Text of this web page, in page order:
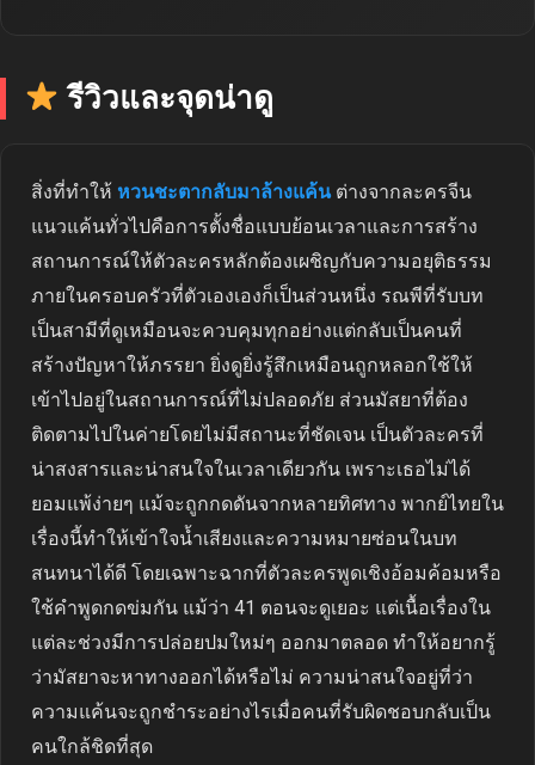
รีวิวและจุดน่าดู
สิ่งที่ทำให้ หวนชะตากลับมาล้างแค้นต่างจากละครจีน
แนวแค้นทั่วไปคือการตั้งชื่อแบบย้อนเวลาและการสร้าง
สถานการณ์ให้ตัวละครหลักต้องเผชิญกับความอยุติธรรม
ภายในครอบครัวที่ตัวเองเองก็เป็นส่วนหนึ่ง รณพีที่รับบท
เป็นสามีที่ดูเหมือนจะควบคุมทุกอย่างแต่กลับเป็นคนที่
สร้างปัญหาให้ภรรยา ยิ่งดูยิ่งรู้สึกเหมือนถูกหลอกใช้ให้
เข้าไปอยู่ในสถานการณ์ที่ไม่ปลอดภัย ส่วนมัสยาที่ต้อง
ติดตามไปในค่ายโดยไม่มีสถานะที่ชัดเจน เป็นตัวละครที่
น่าสงสารและน่าสนใจในเวลาเดียวกัน เพราะเธอไม่ได้
ยอมแพ้ง่ายๆ แม้จะถูกกดดันจากหลายทิศทาง พากย์ไทยใน
เรื่องนี้ทำให้เข้าใจน้ำเสียงและความหมายซ่อนในบท
สนทนาได้ดี โดยเฉพาะฉากที่ตัวละครพูดเชิงอ้อมค้อมหรือ
ใช้คำพูดกดข่มกัน แม้ว่า 41 ตอนจะดูเยอะ แต่เนื้อเรื่องใน
แต่ละช่วงมีการปล่อยปมใหม่ๆ ออกมาตลอด ทำให้อยากรู้
ว่ามัสยาจะหาทางออกได้หรือไม่ ความน่าสนใจอยู่ที่ว่า
ความแค้นจะถูกชำระอย่างไรเมื่อคนที่รับผิดชอบกลับเป็น
คนใกล้ชิดที่สุด